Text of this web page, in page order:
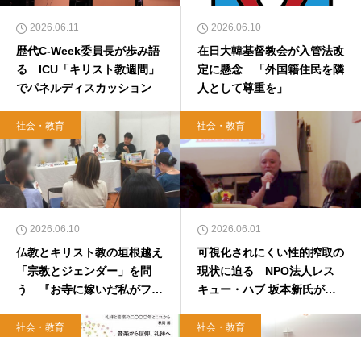
2026.06.11
歴代C-Week委員長が歩み語
る ICU「キリスト教週間」
でパネルディスカッション
2026.06.10
在日大韓基督教会が入管法改
定に懸念 「外国籍住民を隣
人として尊重を」
社会・教育
2026.06.10
仏教とキリスト教の垣根越え
「宗教とジェンダー」を問
う 『お寺に嫁いだ私がフェ
と』刊行記念イベント
社会・教育
2026.06.01
可視化されにくい性的搾取の
現状に迫る NPO法人レス
キュー・ハブ 坂本新氏が講
社会・教育 社会・教育